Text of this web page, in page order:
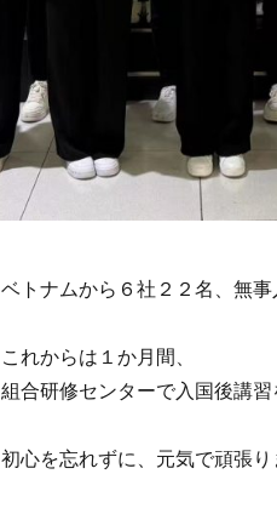
ベトナムから６社２２名、無事
これからは１か月間、
組合研修センターで入国後講習
初心を忘れずに、元気で頑張り